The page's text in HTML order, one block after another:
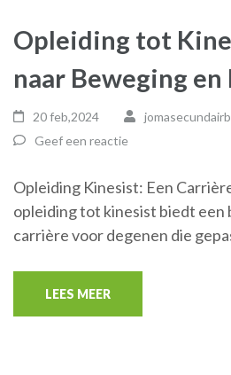
Opleiding tot
naar Beweging
20 feb,2024
Geef een reactie
Opleiding Kinesist: Een
opleiding tot kinesist biedt een
carrière voor degenen die
LEES MEER